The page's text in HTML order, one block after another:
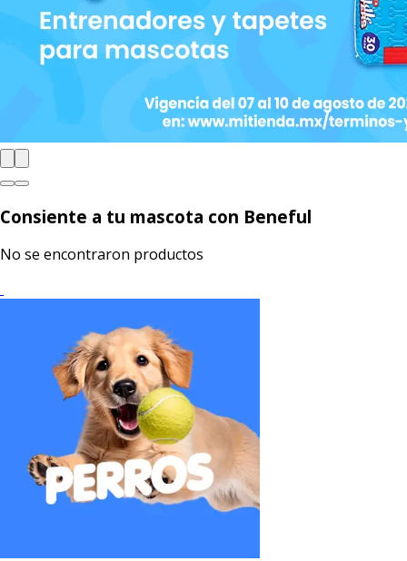
Consiente a tu mascota con Beneful
No se encontraron productos